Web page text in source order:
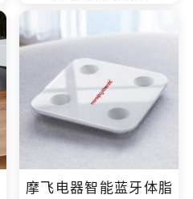
摩飞电器智能蓝牙体脂